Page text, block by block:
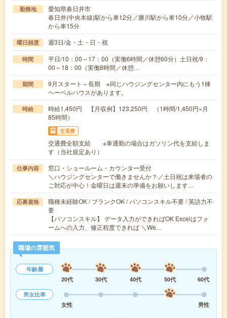
勤務地
愛知県春日井市
春日井(中央本線)駅から車12分／勝川駅から車10分／小牧駅
から車15分
曜日頻度 週3日/金・土・日・祝
時間
平日/10：00～17：00（実働6時間／休憩60分）土日祝/9：
00～18：00（実働8時間／休憩…
期間
9月スタート～長期 ※同じハウジングセンター内にもう1棟
ヘーベルハウスがあります。
時給
時給1,450円 【月収例】123,250円 （1時間/1,450円×月
85時間）
交通費
交通費全額支給 ※車通勤の場合はガソリン代を支給しま
す（当社規定あり）
仕事内容
窓口・ショールーム・カウンター受付
＼ハウジングセンターで働きませんか？／土日祝は来場者の
ご対応が中心！金曜日は週末の準備をお願いします…
応募資格
職種未経験OK / ブランクOK / パソコンスキル不要 / 英語力不
要
【パソコンスキル】 データ入力ができればOK Excelはフォ
ームへの入力、修正程度できれば ＼We…
職場の雰囲気
年齢層
20代
30代 40代 50代
60代
男女比率
女性
男性